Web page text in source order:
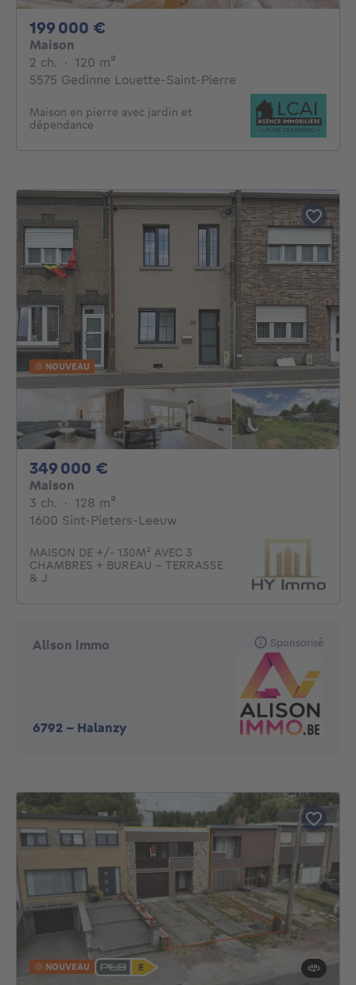
199 000 €
Maison
2 ch. 2 chambres
· 120 m²
5575 Gedinne Louette-Saint-Pierre
Maison en pierre avec jardin et
dépendance
NOUVEAU
349 000 €
Maison
3 ch. 3 chambres
· 128 m²
1600 Sint-Pieters-Leeuw
MAISON DE +/- 130M² AVEC 3
CHAMBRES + BUREAU - TERRASSE
& J
Alison immo
6792 - Halanzy
Sponsorisé
NOUVEAU